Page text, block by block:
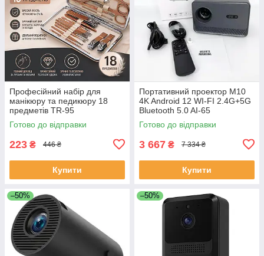
Професійний набір для
манікюру та педикюру 18
предметів TR-95
Готово до відправки
223 ₴ 446 ₴
Купити
Портативний проектор M10
4K Android 12 WI-FI 2.4G+5G
Bluetooth 5.0 AI-65
Готово до відправки
3 667 ₴ 7 334 ₴
Купити
–50% –50%